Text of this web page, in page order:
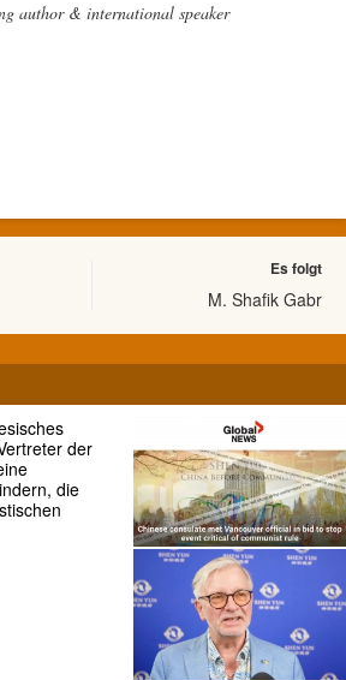
author & international speaker
Es folgt
M. Shafik Gabr
der
die